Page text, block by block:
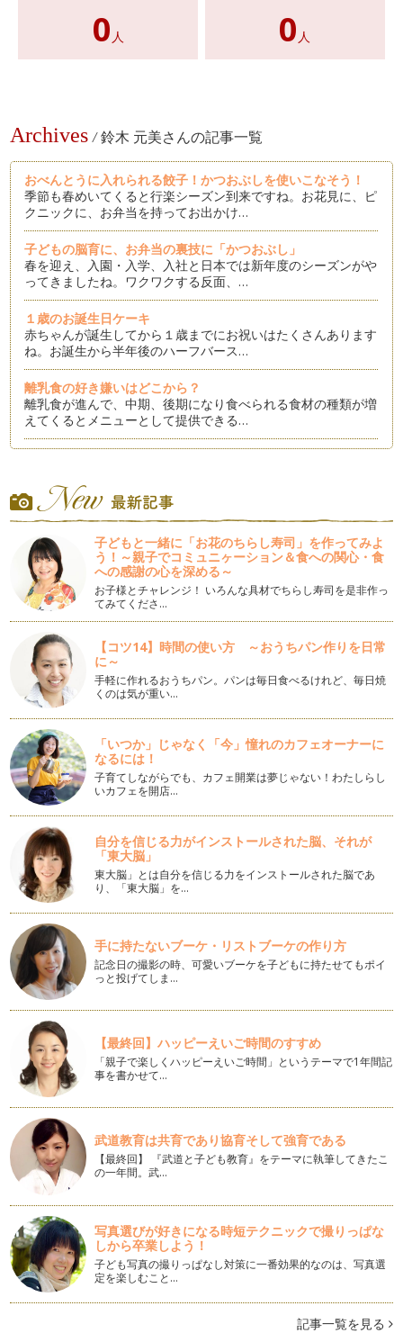
0 人 0 人
Archives / 鈴木 元美さんの記事一覧
おべんとうに入れられる餃子！かつおぶしを使いこなそう！
季節も春めいてくると行楽シーズン到来ですね。お花見に、ピ
クニックに、お弁当を持ってお出かけ…
子どもの脳育に、お弁当の裏技に「かつおぶし」
春を迎え、入園・入学、入社と日本では新年度のシーズンがや
ってきましたね。ワクワクする反面、…
１歳のお誕生日ケーキ
赤ちゃんが誕生してから１歳までにお祝いはたくさんあります
ね。お誕生から半年後のハーフバース…
離乳食の好き嫌いはどこから？
離乳食が進んで、中期、後期になり食べられる食材の種類が増
えてくるとメニューとして提供できる…
行事食にするご家庭も多いかと思いま…
バレンタインデーにもかつおぶしを
もうすぐバレンタインデーの季節ですね。バレンタインデーと
いえばチョコレートを思い浮かべる方…
幼児期・学童期（小学生）の食育は体験を
子育て中の悩みの一つとしてよく耳にする「食事」。実はこの
悩み、離乳食のことよりも幼児期や学…
年末年始はかつおぶし料理で
おだしは一年中ストックが欲しいくらい活躍してくれますが特
に大活躍な時期は年末年始ではないで…
健康寿命が長くなる舌づくりは離乳食期から
赤ちゃんにとっての離乳食は「食べるための練習」と捉える方
も多いかもしれませんが、実際は食べ…
お野菜だしも簡単に
離乳食が進んでくるとおだしを使ってのお料理が増えてくると
思いますが、昆布、かつおぶし、お野…
離乳食開始はおだしのデビュー？
離乳食を始めると同時におだしをとらなきゃ！と思われる方も
多くいるかもしれませんが、まずは素…
離乳食でのおだし活用
離乳食のはじめはペーストにしたとろとろのおかゆから徐々に
野菜のペーストに慣らしていきますね…
かつおぶし本来の姿、本節とは
普段手に取ることの多いかつおぶしは削ってあるものが多いで
すが、本来のかつおぶしは生のカツオ…
ダイエットのお供にかつおぶしを
かつおぶしの素となる「カツオ」はマグロなどと同じ仲間の回
遊魚。一生休むことなく、泳ぎ続ける…
冷蔵庫の残り野菜をおいしいおだしに
離乳食づくりを始めると、特に塩分については気になるところ
ですよね。離乳食の作り方などを聞く…
かつおぶしパックは美味しいうちに使い切ろう
おだしには実は種類がたくさんあります。かつおぶしについて
お話しさせていただくことが多いです…
今日から主役にしよう、かつおぶし
「かつおぶし」と言われると和食のお出汁、お豆腐の薬味やお
子どもと一緒に「お花のちらし寿司」を作ってみよ
う！～親子でコミュニヶーション＆食への関心・食
への感謝の心を深める～
お子様とチャレンジ！ いろんな具材でちらし寿司を是非作っ
てみてくださ…
【コツ14】時間の使い方 ～おうちパン作りを日常
に～
手軽に作れるおうちパン。パンは毎日食べるけれど、毎日焼
くのは気が重い…
「いつか」じゃなく「今」憧れのカフェオーナーに
なるには！
子育てしながらでも、カフェ開業は夢じゃない！わたしらし
いカフェを開店…
自分を信じる力がインストールされた脳、それが
「東大脳」
東大脳」とは自分を信じる力をインストールされた脳であ
り、「東大脳」を…
手に持たないブーケ・リストブーケの作り方
記念日の撮影の時、可愛いブーケを子どもに持たせてもポイ
っと投げてしま…
【最終回】ハッピーえいご時間のすすめ
「親子で楽しくハッピーえいご時間」というテーマで1年間記
事を書かせて…
武道教育は共育であり協育そして強育である
【最終回】 『武道と子ども教育』をテーマに執筆してきたこ
の一年間。武…
写真選びが好きになる時短テクニックで撮りっぱな
しから卒業しよう！
子ども写真の撮りっぱなし対策に一番効果的なのは、写真選
定を楽しむこと…
記事一覧を見る